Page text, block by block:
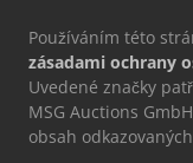
Používáním této
zásadami ochrany
Uvedené značky
MSG Auctions
obsah